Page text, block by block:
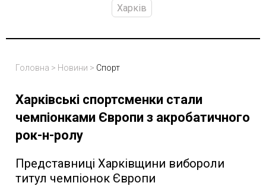
Харків
Головна > Новини > Спорт
Харківські спортсменки стали
чемпіонками Європи з акробатичного
рок-н-ролу
Представниці Харківщини вибороли
титул чемпіонок Європи